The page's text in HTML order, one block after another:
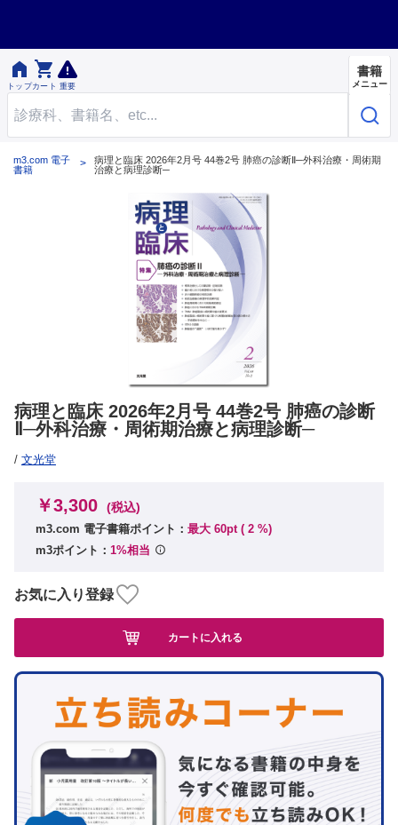

トップ

カート 重要
書籍
メニュー
m3.com 電子
書籍
病理と臨床 2026年2月号 44巻2号 肺癌の診断Ⅱ─外科治療・周術期
治療と病理診断─
病理と臨床 2026年2月号 44巻2号 肺癌の診断
Ⅱ─外科治療・周術期治療と病理診断─
/ 文光堂
￥3,300 (税込)
m3.com 電子書籍ポイント： 最大 60pt ( 2 %)
m3ポイント： 1%相当
お気に入り登録
カートに入れる